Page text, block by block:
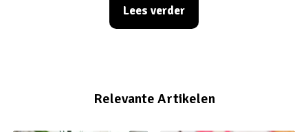
salades behoorlijk te missen. En als een van je
Lees verder
Relevante Artikelen